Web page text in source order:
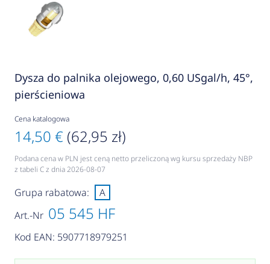
Dysza do palnika olejowego, 0,60 USgal/h, 45°,
pierścieniowa
Cena katalogowa
14,50 € (62,95 zł)
Podana cena w PLN jest ceną netto przeliczoną wg kursu sprzedaży NBP
z tabeli C z dnia 2026-08-07
Art.-Nr 05 545 HF
Kod EAN: 5907718979251
Grupa rabatowa: A